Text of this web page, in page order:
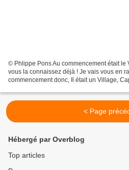
© Phlippe Pons Au commencement était
vous la connaissez déjà ! Je vais vous en
commencement donc, Il était un Village,
< Page
Hébergé par Overblog
Top articles